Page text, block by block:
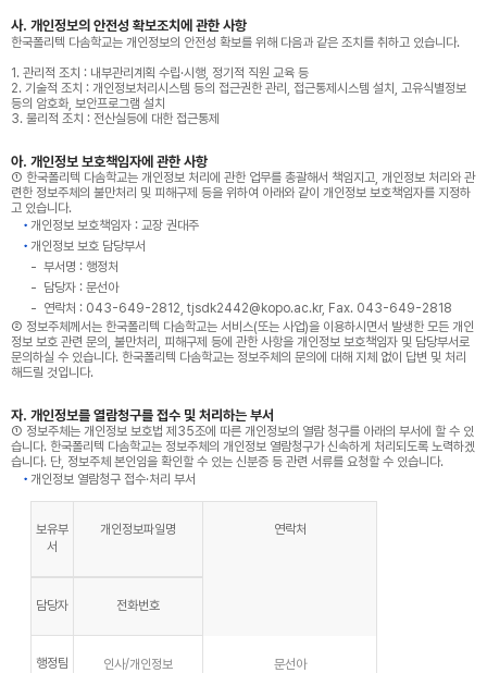
사. 개인정보의 안전성 확보조치에 관한 사항
한국폴리텍 다솜학교는 개인정보의 안전성 확보를 위해 다음과 같은 조치를 취하고 있습니다.
1. 관리적 조치 : 내부관리계획 수립·시행, 정기적 직원 교육 등
2. 기술적 조치 : 개인정보처리시스템 등의 접근권한 관리, 접근통제시스템 설치, 고유식별정보
등의 암호화, 보안프로그램 설치
3. 물리적 조치 : 전산실등에 대한 접근통제
아. 개인정보 보호책임자에 관한 사항
① 한국폴리텍 다솜학교는 개인정보 처리에 관한 업무를 총괄해서 책임지고, 개인정보 처리와 관
련한 정보주체의 불만처리 및 피해구제 등을 위하여 아래와 같이 개인정보 보호책임자를 지정하
고 있습니다.
개인정보 보호책임자 : 교장 권대주
개인정보 보호 담당부서
부서명 : 행정처
담당자 : 문선아
연락처 : 043-649-2812, tjsdk2442@kopo.ac.kr, Fax. 043-649-2818
② 정보주체께서는 한국폴리텍 다솜학교는 서비스(또는 사업)을 이용하시면서 발생한 모든 개인
정보 보호 관련 문의, 불만처리, 피해구제 등에 관한 사항을 개인정보 보호책임자 및 담당부서로
문의하실 수 있습니다. 한국폴리텍 다솜학교는 정보주체의 문의에 대해 지체 없이 답변 및 처리
해드릴 것입니다.
자. 개인정보를 열람청구를 접수 및 처리하는 부서
① 정보주체는 개인정보 보호법 제35조에 따른 개인정보의 열람 청구를 아래의 부서에 할 수 있
습니다. 한국폴리텍 다솜학교는 정보주체의 개인정보 열람청구가 신속하게 처리되도록 노력하겠
습니다. 단, 정보주체 본인임을 확인할 수 있는 신분증 등 관련 서류를 요청할 수 있습니다.
개인정보 열람청구 접수·처리 부서
보유부
서
개인정보파일명 연락처
담당자 전화번호
행정팀 인사/개인정보 문선아